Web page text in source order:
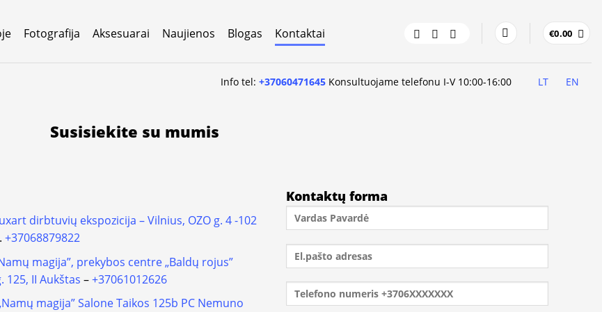
Fotografija Aksesuarai Naujienos Blogas Kontaktai €0.00
Info tel:+37060471645 Konsultuojame telefonu I-V 10:00-16:00 LT EN
Susisiekite su mumis
dirbtuvių ekspozicija – Vilnius, OZO g. 4 -102
. +37068879822
magija”, prekybos centre „Baldų rojus”
125, II Aukštas –+37061012626
magija” Salone Taikos 125b PC Nemuno
Kontaktų forma